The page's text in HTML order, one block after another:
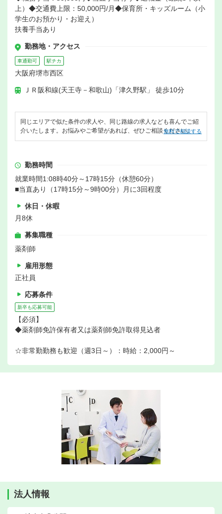
上）◆交通費上限：50,000円/月◆保育所・キッズルーム（小
学生のお預かり・お迎え）
扶養手当あり
勤務地・アクセス
車通勤可 駅チカ
大阪府堺市西区
ＪＲ阪和線(天王寺－和歌山)「津久野駅」 徒歩10分
同じエリアで似た条件の求人や、同じ路線の求人なども喜んでご紹
介いたします。お悩みやご希望があれば、ぜひご相談ください。
無料で相談する
勤務時間
就業時間1:08時40分～17時15分（休憩60分）
■当直あり（17時15分～9時00分）月に3回程度
休日・休暇
月8休
募集職種
薬剤師
雇用形態
正社員
応募条件
新卒も応募可能
【必須】
◆薬剤師免許保有者又は薬剤師免許取得見込者
☆非常勤勤務も歓迎（週3日～）：時給：2,000円～
法人情報